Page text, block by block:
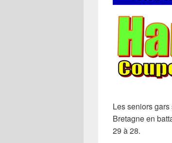
Les seniors
Bretagne en
29 à 28.